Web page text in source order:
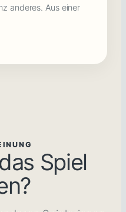
anderes. Aus einer
Spiel